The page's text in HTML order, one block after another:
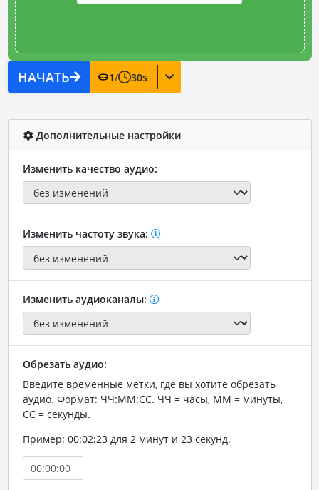
НАЧАТЬ 1/ 30s
Дополнительные настройки
Изменить качество аудио:
Изменить частоту звука:
Изменить аудиоканалы:
Обрезать аудио:
Введите временные метки, где вы хотите обрезать
аудио. Формат: ЧЧ:ММ:СС. ЧЧ = часы, ММ = минуты,
СС = секунды.
Пример: 00:02:23 для 2 минут и 23 секунд.